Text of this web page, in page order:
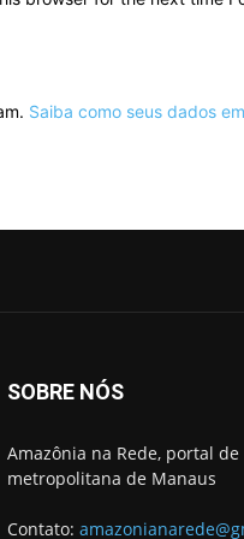
Saiba como seus dados
SOBRE NÓS
Amazônia na Rede, portal
metropolitana de Manaus
Contato: